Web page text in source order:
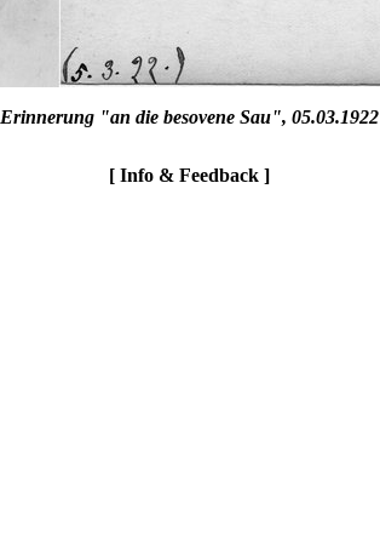
Erinnerung "an die besovene Sau", 05.03.1922
[ Info & Feedback ]